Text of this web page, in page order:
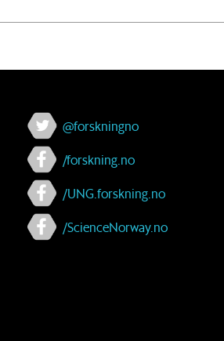
@forskningno
/forskning.no
/UNG.forskning.no
/ScienceNorway.no